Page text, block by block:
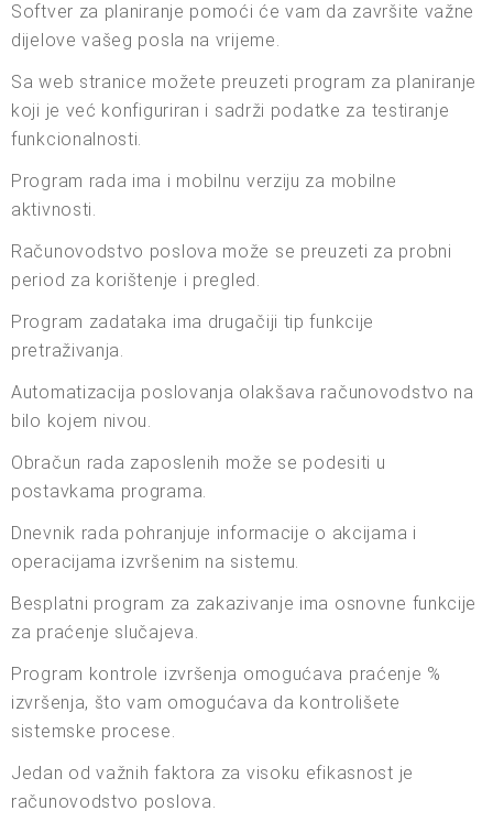
Softver za planiranje pomoći će vam da završite važne
dijelove vašeg posla na vrijeme.
Sa web stranice možete preuzeti program za planiranje
koji je već konfiguriran i sadrži podatke za testiranje
funkcionalnosti.
Program rada ima i mobilnu verziju za mobilne
aktivnosti.
Računovodstvo poslova može se preuzeti za probni
period za korištenje i pregled.
Program zadataka ima drugačiji tip funkcije
pretraživanja.
Automatizacija poslovanja olakšava računovodstvo na
bilo kojem nivou.
Obračun rada zaposlenih može se podesiti u
postavkama programa.
Dnevnik rada pohranjuje informacije o akcijama i
operacijama izvršenim na sistemu.
Besplatni program za zakazivanje ima osnovne funkcije
za praćenje slučajeva.
Program kontrole izvršenja omogućava praćenje %
izvršenja, što vam omogućava da kontrolišete
sistemske procese.
Jedan od važnih faktora za visoku efikasnost je
računovodstvo poslova.